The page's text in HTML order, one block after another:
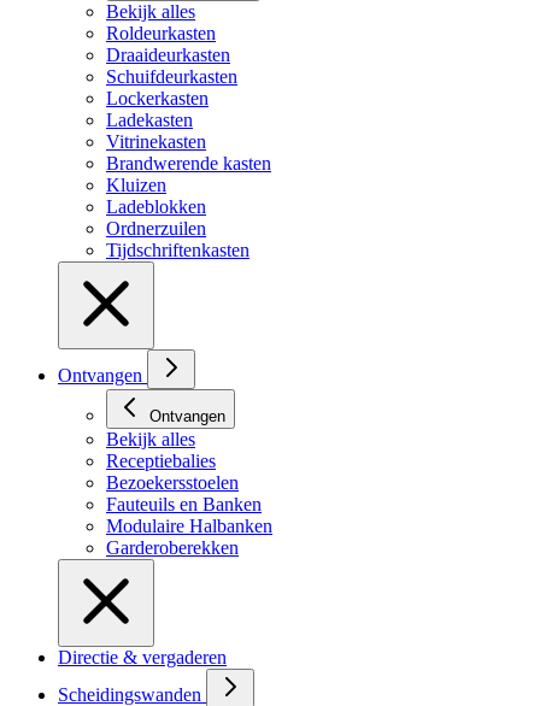
Bekijk alles
Roldeurkasten
Draaideurkasten
Schuifdeurkasten
Lockerkasten
Ladekasten
Vitrinekasten
Brandwerende kasten
Kluizen
Ladeblokken
Ordnerzuilen
Tijdschriftenkasten
Ontvangen
Ontvangen
Bekijk alles
Receptiebalies
Bezoekersstoelen
Fauteuils en Banken
Modulaire Halbanken
Garderoberekken
Directie & vergaderen
Scheidingswanden